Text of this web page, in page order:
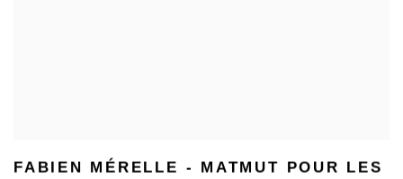
FABIEN MÉRELLE - MATMUT POUR LES